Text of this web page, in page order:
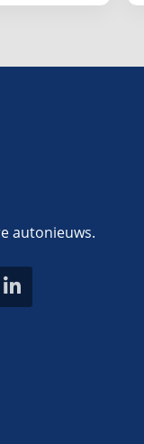
autonieuws.